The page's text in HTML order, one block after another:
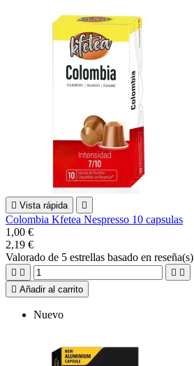
 Vista rápida 
Colombia Kfetea Nespresso 10 capsulas
1,00 €
2,19 €
Valorado de 5 estrellas basado en reseña(s)
   
 Añadir al carrito
Nuevo